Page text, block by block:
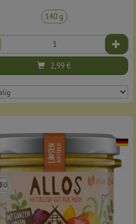
140 g
2,99€